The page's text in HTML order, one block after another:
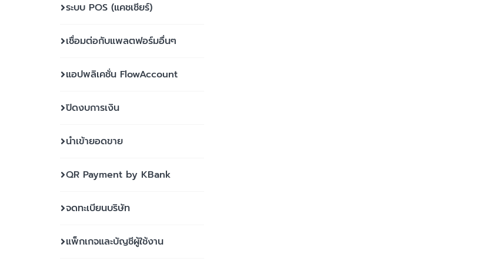
ระบบ POS (แคชเชียร์)
เชื่อมต่อกับแพลตฟอร์มอื่นๆ
แอปพลิเคชั่น FlowAccount
ปิดงบการเงิน
นำเข้ายอดขาย
QR Payment by KBank
จดทะเบียนบริษัท
แพ็กเกจและบัญชีผู้ใช้งาน